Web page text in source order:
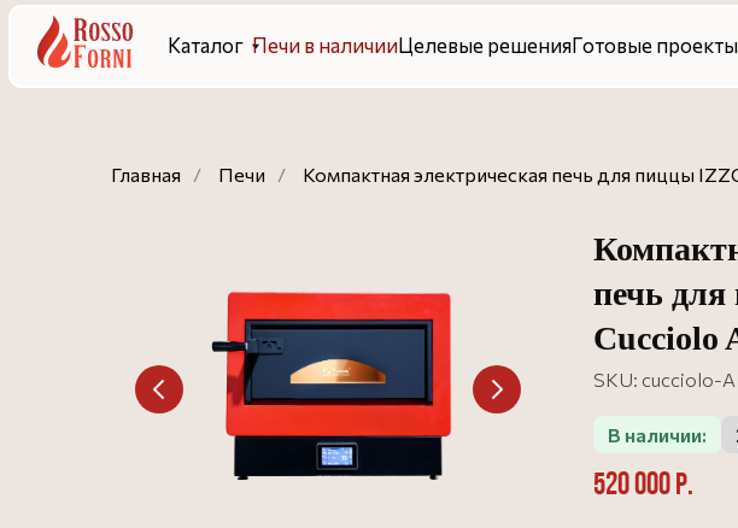
Каталог Печи в наличииЦелевые решенияГотовые проектыО
Главная / Печи / Компактная электрическая печь для пиццы
печь
Cucciolo
SKU: cucciolo-A
В наличии:
520 000р.